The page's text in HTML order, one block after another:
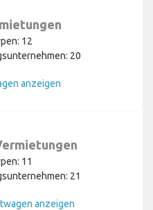
12
20
anzeigen
11
21
anzeigen